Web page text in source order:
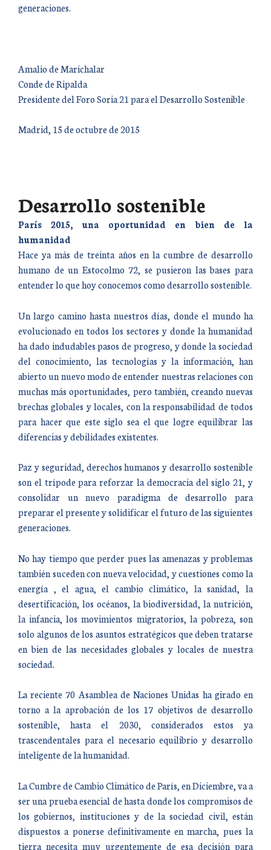
generaciones.
Amalio de Marichalar
Conde de Ripalda
Presidente del Foro Soria 21 para el Desarrollo Sostenible
Madrid, 15 de octubre de 2015
Desarrollo sostenible
París 2015, una oportunidad en bien de la
humanidad
Hace ya más de treinta años en la cumbre de desarrollo
humano de un Estocolmo 72, se pusieron las bases para
entender lo que hoy conocemos como desarrollo sostenible.
Un largo camino hasta nuestros días, donde el mundo ha
evolucionado en todos los sectores y donde la humanidad
ha dado indudables pasos de progreso, y donde la sociedad
del conocimiento, las tecnologías y la información, han
abierto un nuevo modo de entender nuestras relaciones con
muchas más oportunidades, pero también, creando nuevas
brechas globales y locales, con la responsabilidad de todos
para hacer que este siglo sea el que logre equilibrar las
diferencias y debilidades existentes.
Paz y seguridad, derechos humanos y desarrollo sostenible
son el trípode para reforzar la democracia del siglo 21, y
consolidar un nuevo paradigma de desarrollo para
preparar el presente y solidificar el futuro de las siguientes
generaciones.
No hay tiempo que perder pues las amenazas y problemas
también suceden con nueva velocidad, y cuestiones como la
energía , el agua, el cambio climático, la sanidad, la
desertificación, los océanos, la biodiversidad, la nutrición,
la infancia, los movimientos migratorios, la pobreza, son
solo algunos de los asuntos estratégicos que deben tratarse
en bien de las necesidades globales y locales de nuestra
sociedad.
La reciente 70 Asamblea de Naciones Unidas ha girado en
torno a la aprobación de los 17 objetivos de desarrollo
sostenible, hasta el 2030, considerados estos ya
trascendentales para el necesario equilibrio y desarrollo
inteligente de la humanidad.
La Cumbre de Cambio Climático de París, en Diciembre, va a
ser una prueba esencial de hasta donde los compromisos de
los gobiernos, instituciones y de la sociedad civil, están
dispuestos a ponerse definitivamente en marcha, pues la
tierra necesita muy urgentemente de esa decisión para